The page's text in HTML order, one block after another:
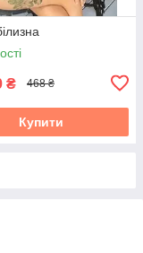
₴ 468 ₴
Купити